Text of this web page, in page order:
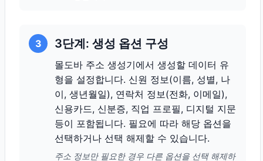
3 3단계: 생성 옵션 구성
몰도바 주소 생성기에서 생성할 데이터 유
형을 설정합니다. 신원 정보(이름, 성별, 나
이, 생년월일), 연락처 정보(전화, 이메일),
신용카드, 신분증, 직업 프로필, 디지털 지문
등이 포함됩니다. 필요에 따라 해당 옵션을
선택하거나 선택 해제할 수 있습니다.
주소 정보만 필요한 경우 다른 옵션을 선택 해제하